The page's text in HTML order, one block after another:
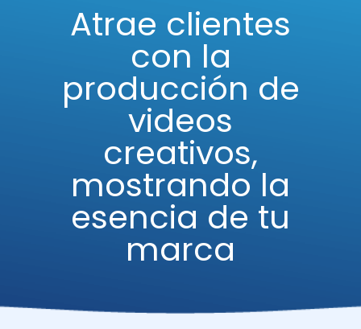
Atrae clientes
con la
producción de
videos
creativos,
mostrando la
esencia de tu
marca